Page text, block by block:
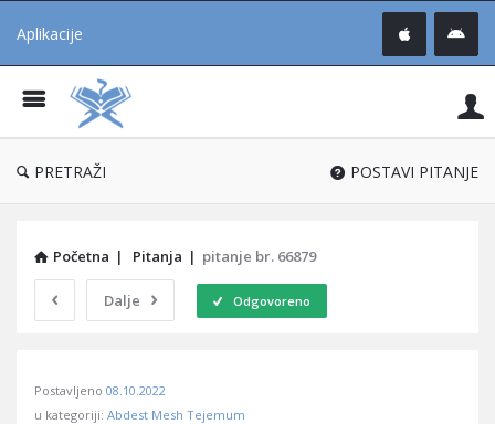
Aplikacije
®
PRETRAŽI POSTAVI PITANJE
Početna | Pitanja | pitanje br. 66879
Dalje Odgovoreno
Učene
Postavljeno 08.10.2022
u kategoriji: Abdest Mesh Tejemum